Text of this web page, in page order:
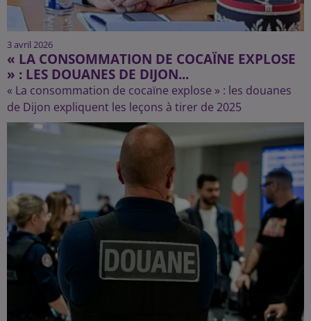
3 avril 2026
« LA CONSOMMATION DE COCAÏNE EXPLOSE
» : LES DOUANES DE DIJON...
« La consommation de cocaïne explose » : les douanes
de Dijon expliquent les leçons à tirer de 2025